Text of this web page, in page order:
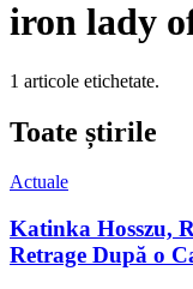
iron lady
1 articole etichetate.
Toate știrile
Actuale
Katinka Hosszu,
Retrage După o